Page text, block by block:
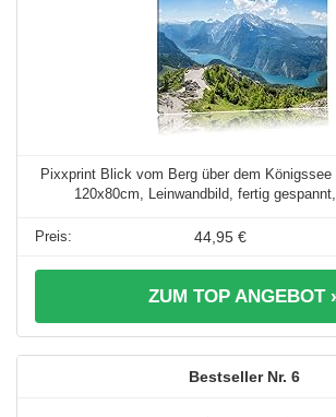
Pixxprint Blick vom Berg über dem
120x80cm, Leinwandbild, fertig
44,95 €
ZUM TOP ANGEBOT
6